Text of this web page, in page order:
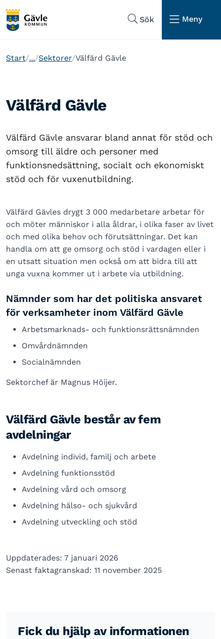
Sök
Meny
Start ... Sektorer Välfärd Gävle
Välfärd Gävle
Välfärd Gävle ansvarar bland annat för stöd och
omsorg till äldre och personer med
funktionsnedsättning, socialt och ekonomiskt
stöd och för vuxenutbildning.
Välfärd Gävles drygt 3 000 medarbetare arbetar för
och möter människor i alla åldrar, i olika faser av livet
och med olika behov och förutsättningar. Det kan
handla om att ge omsorg och stöd i vardagen eller i
en utsatt situation men också om att bidra till att
unga vuxna kommer ut i arbete via utbildning.
Nämnder som har det politiska ansvaret
för verksamheter inom Välfärd Gävle
Arbetsmarknads- och funktionsrättsnämnden
Omvårdnämnden
Socialnämnden
Sektorchef är Magnus Höijer.
Välfärd Gävle består av fem
avdelningar
Avdelning individ, familj och arbete
Avdelning funktionsstöd
Avdelning vård och omsorg
Avdelning hälso- och sjukvård
Avdelning utveckling och stöd
Uppdaterades: 7 januari 2026
Senast faktagranskad: 11 november 2025
Fick du hjälp av informationen